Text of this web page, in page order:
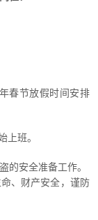
春节放假时间安排
上班。
的安全准备工作。
、财产安全，谨防